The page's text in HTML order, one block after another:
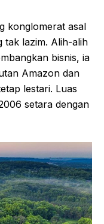
konglomerat asal
tak lazim. Alih-alih
bisnis, ia
Amazon dan
lestari. Luas
setara dengan